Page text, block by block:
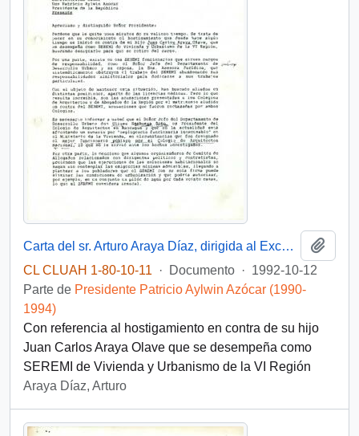
Carta del sr. Arturo Araya Díaz, dirigida al Excelentísimo Señor Don Patricio Aylwin Azocar Presidente de la República
CL CLUAH 1-80-10-11
· Documento · 1992-10-12
Parte de Presidente Patricio Aylwin Azócar (1990-
1994)
Con referencia al hostigamiento en contra de su hijo
Juan Carlos Araya Olave que se desempeña como
SEREMI de Vivienda y Urbanismo de la VI Región
Araya Díaz, Arturo